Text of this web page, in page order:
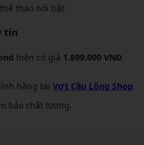
thao nổi bật
tín
hiện có giá 1.899.000 VNĐ.
hãng tại Vợt Cầu Lông Shop
bảo chất lượng.